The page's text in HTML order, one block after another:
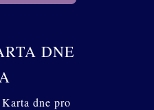
DNE
dne pro